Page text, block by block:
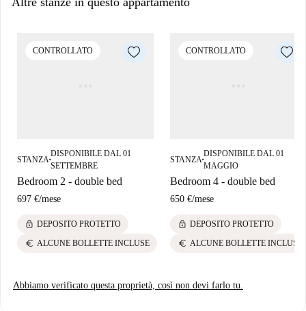
CONTROLLATO
STANZA ■
DISPONIBILE DAL 01
SETTEMBRE
Bedroom 2 - double bed
697 €/mese
lock DEPOSITO PROTETTO
euro ALCUNE BOLLETTE INCLUSE
CONTROLLATO
STANZA ■
DISPONIBILE DAL 01
MAGGIO
Bedroom 4 - double bed
650 €/mese
lock DEPOSITO PROTETTO
euro ALCUNE BOLLETTE INCLUSE
Abbiamo verificato questa proprietà, così non devi farlo tu.